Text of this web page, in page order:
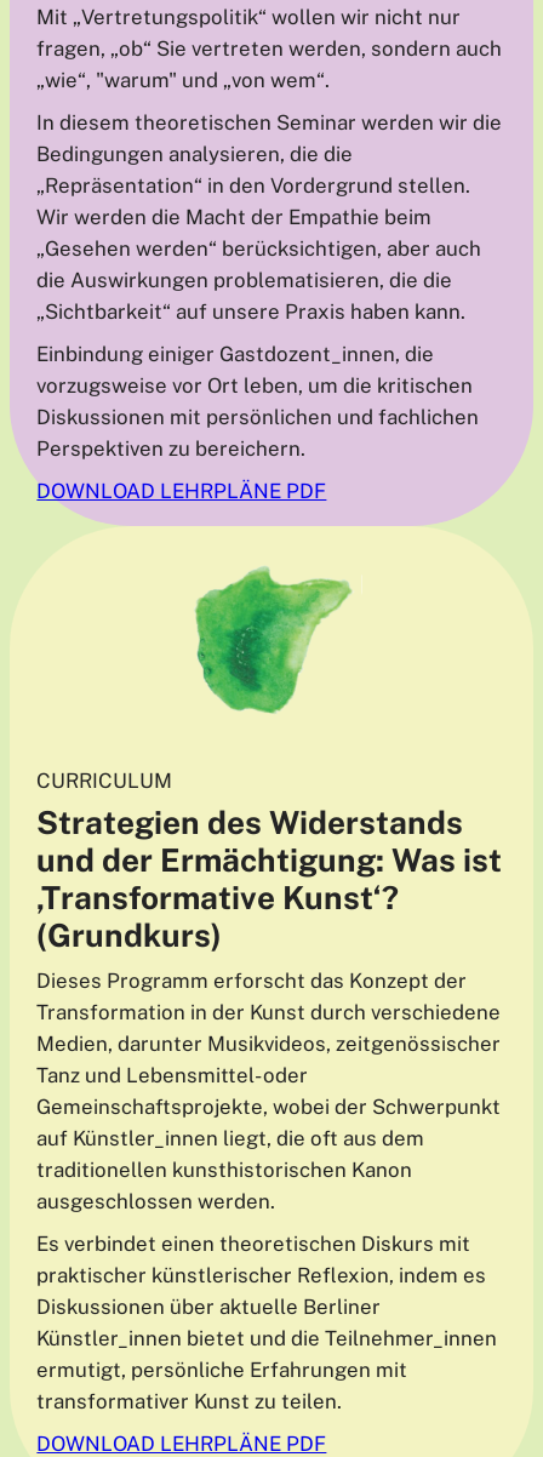
Mit „Vertretungspolitik“ wollen wir nicht nur
fragen, „ob“ Sie vertreten werden, sondern auch
„wie“, "warum" und „von wem“.
In diesem theoretischen Seminar werden wir die
Bedingungen analysieren, die die
„Repräsentation“ in den Vordergrund stellen.
Wir werden die Macht der Empathie beim
„Gesehen werden“ berücksichtigen, aber auch
die Auswirkungen problematisieren, die die
„Sichtbarkeit“ auf unsere Praxis haben kann.
Einbindung einiger Gastdozent_innen, die
vorzugsweise vor Ort leben, um die kritischen
Diskussionen mit persönlichen und fachlichen
Perspektiven zu bereichern.
DOWNLOAD LEHRPLÄNE PDF
CURRICULUM
Strategien des Widerstands
und der Ermächtigung: Was ist
‚Transformative Kunst‘?
(Grundkurs)
Dieses Programm erforscht das Konzept der
Transformation in der Kunst durch verschiedene
Medien, darunter Musikvideos, zeitgenössischer
Tanz und Lebensmittel- oder
Gemeinschaftsprojekte, wobei der Schwerpunkt
auf Künstler_innen liegt, die oft aus dem
traditionellen kunsthistorischen Kanon
ausgeschlossen werden.
Es verbindet einen theoretischen Diskurs mit
praktischer künstlerischer Reflexion, indem es
Diskussionen über aktuelle Berliner
Künstler_innen bietet und die Teilnehmer_innen
ermutigt, persönliche Erfahrungen mit
transformativer Kunst zu teilen.
DOWNLOAD LEHRPLÄNE PDF